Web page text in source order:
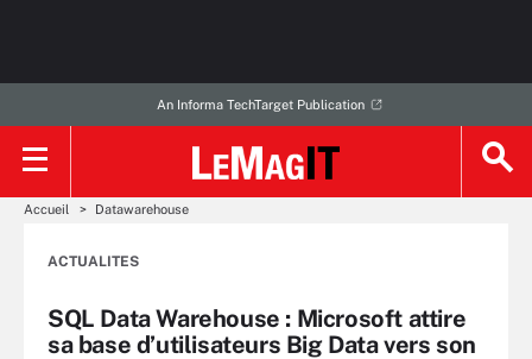
An Informa TechTarget Publication
Accueil Datawarehouse
ACTUALITES
SQL Data Warehouse : Microsoft attire
sa base d’utilisateurs Big Data vers son